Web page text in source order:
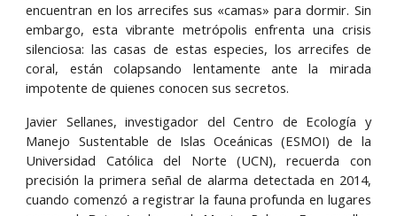
encuentran en los arrecifes sus «camas» para dormir. Sin
embargo, esta vibrante metrópolis enfrenta una crisis
silenciosa: las casas de estas especies, los arrecifes de
coral, están colapsando lentamente ante la mirada
impotente de quienes conocen sus secretos.
Javier Sellanes, investigador del Centro de Ecología y
Manejo Sustentable de Islas Oceánicas (ESMOI) de la
Universidad Católica del Norte (UCN), recuerda con
precisión la primera señal de alarma detectada en 2014,
cuando comenzó a registrar la fauna profunda en lugares